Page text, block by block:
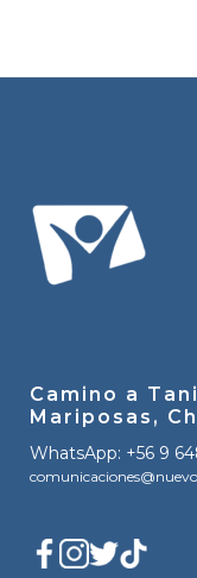
Camino a
Mariposas,
WhatsApp: +56 9